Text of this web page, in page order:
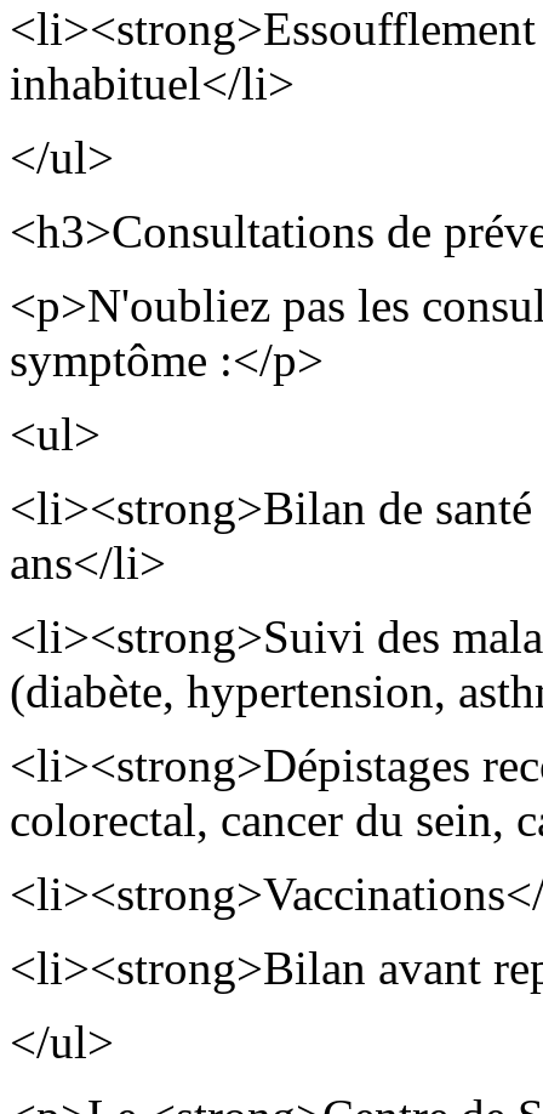
inhabituel</li>
</ul>
<h3>Consultations de
<p>N'oubliez pas les
symptôme :</p>
<ul>
<li><strong>Bilan de
ans</li>
<li><strong>Suivi des
(diabète, hypertension,
<li><strong>Dépistages
colorectal, cancer du sein,
<li><strong>Bilan avant
</ul>